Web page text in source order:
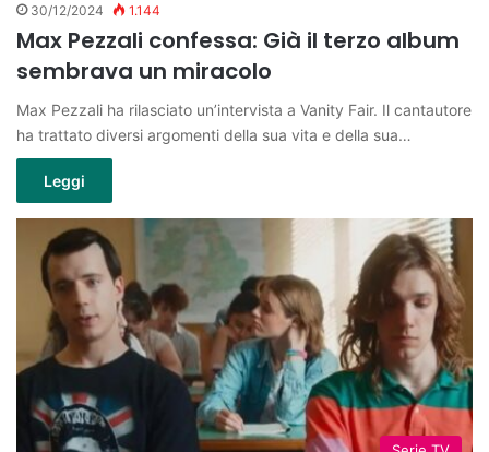
30/12/2024 1.144
Max Pezzali confessa: Già il terzo album
sembrava un miracolo
Max Pezzali ha rilasciato un’intervista a Vanity Fair. Il cantautore
ha trattato diversi argomenti della sua vita e della sua…
Leggi